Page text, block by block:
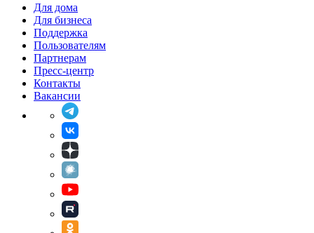
Для дома
Для бизнеса
Поддержка
Пользователям
Партнерам
Пресс-центр
Контакты
Вакансии